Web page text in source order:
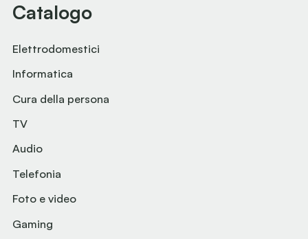
Catalogo
Elettrodomestici
Informatica
Cura della persona
TV
Audio
Telefonia
Foto e video
Gaming